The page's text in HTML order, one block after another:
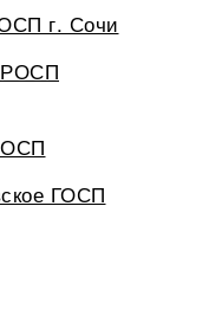
г. Сочи
РОСП
ГОСП